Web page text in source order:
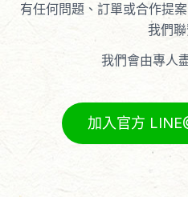
有任何問題、訂單或合作提
我們聯
我們會由專人
加入官方